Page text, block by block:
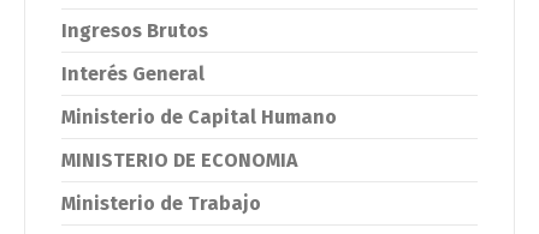
Ingresos Brutos
Interés General
Ministerio de Capital Humano
MINISTERIO DE ECONOMIA
Ministerio de Trabajo